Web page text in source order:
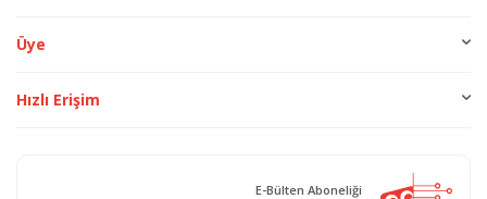
Üye
Hızlı Erişim
E-Bülten Aboneliği